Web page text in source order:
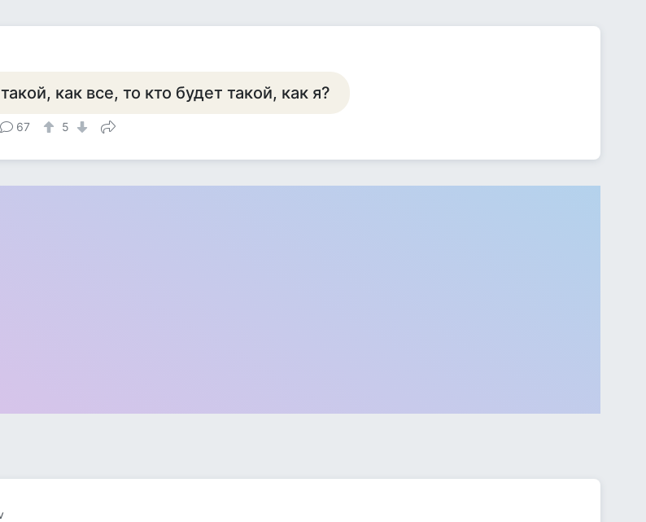
как все, то кто будет такой, как я?
67 5